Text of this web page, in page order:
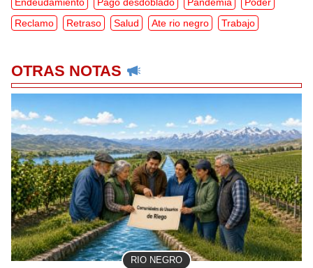
Reclamo
Retraso Salud Ate rio negro Trabajo
OTRAS NOTAS
RIO NEGRO